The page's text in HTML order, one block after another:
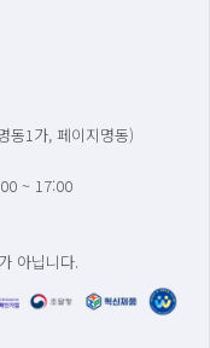
동1가, 페이지명동)
~ 17:00
아닙니다.